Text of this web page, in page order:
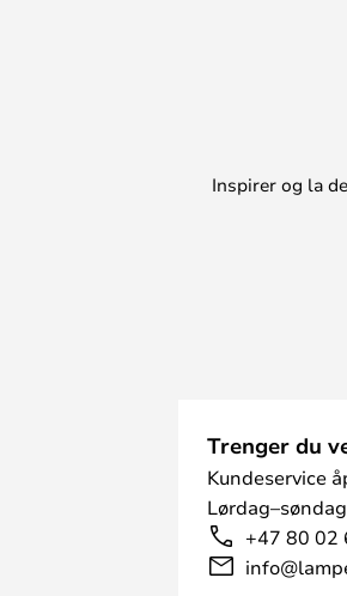
LK FUGA®
LK FUGA®
LK FUGA®
Inspirer og la
Trenger du
Kundeservice
+47 80 02